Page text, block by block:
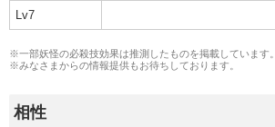
Lv7
※一部妖怪の必殺技効果は推測したものを掲載しています。
※みなさまからの情報提供もお待ちしております。
相性